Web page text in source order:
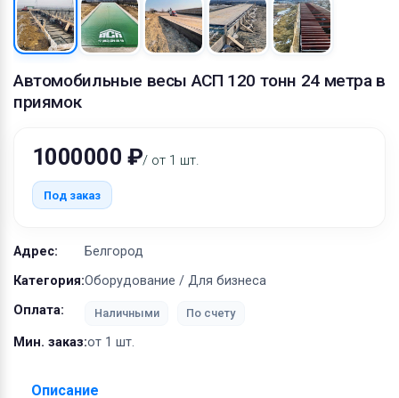
Автомобильные весы АСП 120 тонн 24 метра в
приямок
1000000 ₽/ от 1 шт.
Под заказ
Адрес:
Белгород
Категория:Оборудование / Для бизнеса
Оплата:
Наличными По счету
Мин. заказ:от 1 шт.
Описание
Оборудование
Материалы